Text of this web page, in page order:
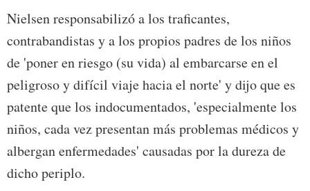
Nielsen responsabilizó a los traficantes,
contrabandistas y a los propios padres de los niños
de 'poner en riesgo (su vida) al embarcarse en el
peligroso y difícil viaje hacia el norte' y dijo que es
patente que los indocumentados, 'especialmente los
niños, cada vez presentan más problemas médicos y
albergan enfermedades' causadas por la dureza de
dicho periplo.